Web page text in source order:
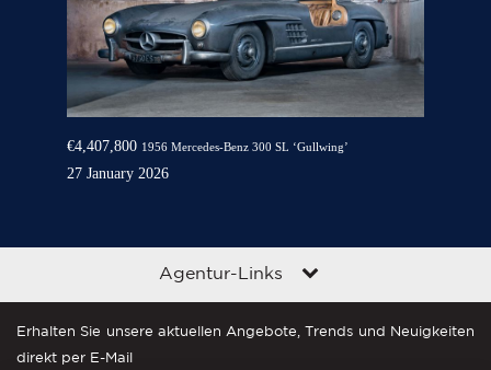
€4,407,800 1956 Mercedes-Benz 300 SL ‘Gullwing’
27 January 2026
Agentur-Links
Erhalten Sie unsere aktuellen Angebote, Trends und Neuigkeiten
direkt per E-Mail